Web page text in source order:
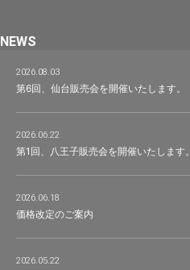
NEWS
2026.08.03
第6回、仙台販売会を開催いたします。
2026.06.22
第1回、八王子販売会を開催いたします。
2026.06.18
価格改定のご案内
2026.05.22